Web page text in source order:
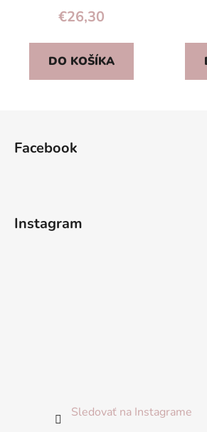
produktu
je
5,0
z
€26,30
DO KOŠÍKA
Facebook
Instagram
Sledovať na Instagrame